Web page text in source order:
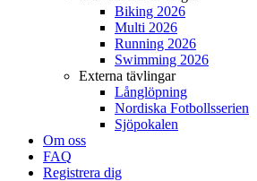
Biking 2026
Multi 2026
Running 2026
Swimming 2026
Externa tävlingar
Långlöpning
Nordiska Fotbollsserien
Sjöpokalen
Om oss
FAQ
Registrera dig